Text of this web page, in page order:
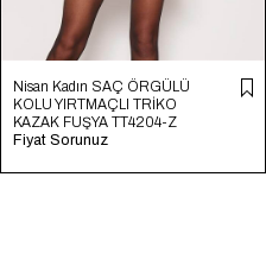
Nisan Kadın SAÇ ÖRGÜLÜ
KOLU YIRTMAÇLI TRİKO
KAZAK FUŞYA TT4204-Z
Fiyat Sorunuz